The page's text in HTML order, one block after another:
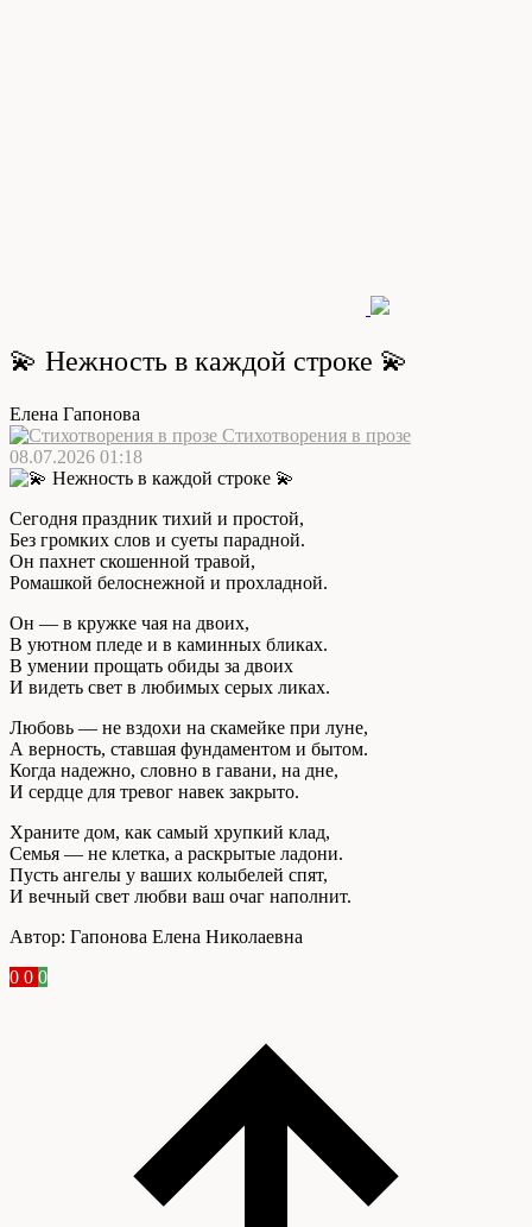
💫 Нежность в каждой строке 💫
Елена Гапонова
Стихотворения в прозе
08.07.2026 01:18
Сегодня праздник тихий и простой,
Без громких слов и суеты парадной.
Он пахнет скошенной травой,
Ромашкой белоснежной и прохладной.
Он — в кружке чая на двоих,
В уютном пледе и в каминных бликах.
В умении прощать обиды за двоих
И видеть свет в любимых серых ликах.
Любовь — не вздохи на скамейке при луне,
А верность, ставшая фундаментом и бытом.
Когда надежно, словно в гавани, на дне,
И сердце для тревог навек закрыто.
Храните дом, как самый хрупкий клад,
Семья — не клетка, а раскрытые ладони.
Пусть ангелы у ваших колыбелей спят,
И вечный свет любви ваш очаг наполнит.
Автор: Гапонова Елена Николаевна
0 0 0